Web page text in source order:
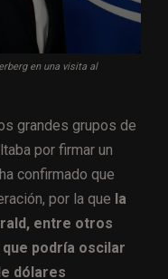
en una visita al
grandes grupos de
por firmar un
confirmado que
por la que la
entre otros
podría oscilar
dólares